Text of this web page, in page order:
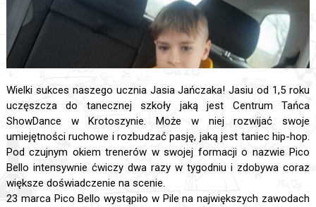
Wielki sukces naszego ucznia Jasia Jańczaka! Jasiu od 1,5 roku
uczęszcza do tanecznej szkoły jaką jest Centrum Tańca
ShowDance w Krotoszynie. Może w niej rozwijać swoje
umiejętności ruchowe i rozbudzać pasję, jaką jest taniec hip-hop.
Pod czujnym okiem trenerów w swojej formacji o nazwie Pico
Bello intensywnie ćwiczy dwa razy w tygodniu i zdobywa coraz
większe doświadczenie na scenie.
23 marca Pico Bello wystąpiło w Pile na największych zawodach